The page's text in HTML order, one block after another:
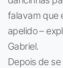
falavam que
apelido –
Gabriel.
Depois de